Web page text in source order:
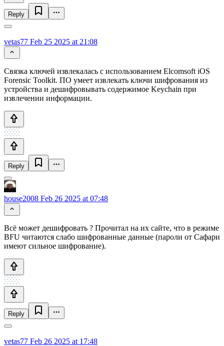
Reply
vetas77 Feb 25 2025 at 21:08
Связка ключей извлекалась с использованием Elcomsoft iOS
Forensic Toolkit. ПО умеет извлекать ключи шифрования из
устройства и дешифровывать содержимое Keychain при
извлечении информации.
Reply
house2008 Feb 26 2025 at 07:48
Всё может дешифровать ? Прочитал на их сайте, что в режиме
BFU читаются слабо шифрованные данные (пароли от Сафари
имеют сильное шифрование).
Reply
vetas77 Feb 26 2025 at 17:48